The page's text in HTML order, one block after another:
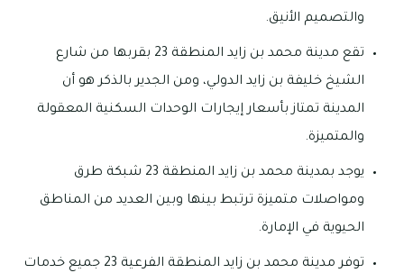
والتصميم الأنيق.
تقع مدينة محمد بن زايد المنطقة 23 بقربها من شارع
الشيخ خليفة بن زايد الدولي، ومن الجدير بالذكر هو أن
المدينة تمتاز بأسعار إيجارات الوحدات السكنية المعقولة
والمتميزة.
يوجد بمدينة محمد بن زايد المنطقة 23 شبكة طرق
ومواصلات متميزة ترتبط بينها وبين العديد من المناطق
الحيوية في الإمارة.
توفر مدينة محمد بن زايد المنطقة الفرعية 23 جميع خدمات